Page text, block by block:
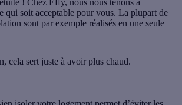
! Chez Effy, nous nous tenons à
qui soit acceptable pour vous. La plupart de
sont par exemple réalisés en une seule
cela sert juste à avoir plus chaud.